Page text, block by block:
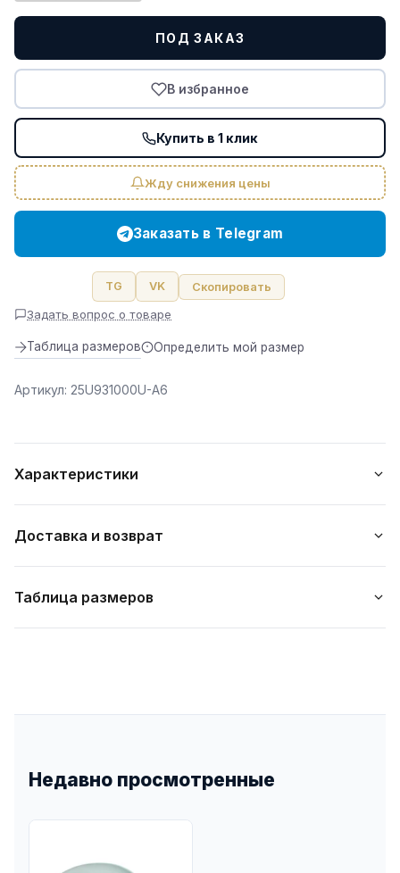
товара
Mint
Green
Cap
ПОД ЗАКАЗ
В избранное
Купить в 1 клик
Жду снижения цены
Заказать в Telegram
TG VK Скопировать
Задать вопрос о товаре
Таблица размеров Определить мой размер
Артикул: 25U931000U-A6
Характеристики
Доставка и возврат
Таблица размеров
Недавно просмотренные